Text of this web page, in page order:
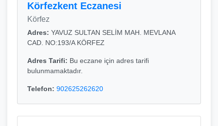
Körfezkent Eczanesi
Körfez
Adres: YAVUZ SULTAN SELİM MAH. MEVLANA
CAD. NO:193/A KÖRFEZ
Adres Tarifi: Bu eczane için adres tarifi
bulunmamaktadır.
Telefon: 902625262620